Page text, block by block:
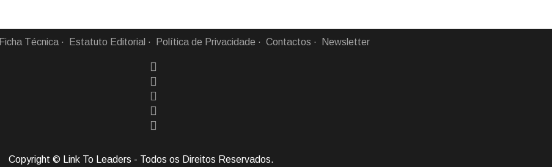
Ficha Técnica Estatuto Editorial Política de Privacidade Contactos Newsletter
Copyright © Link To Leaders - Todos os Direitos Reservados.